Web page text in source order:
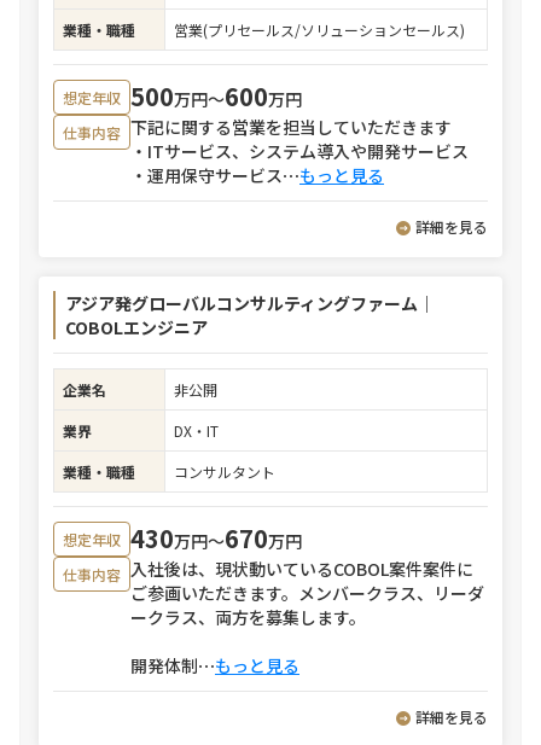
業種・職種
営業(プリセールス/ソリューションセールス)
想定年収 500万円〜600万円
仕事内容 下記に関する営業を担当していただきます
・ITサービス、システム導入や開発サービス
・運用保守サービス⋯もっと見る
詳細を見る
アジア発グローバルコンサルティングファーム｜
COBOLエンジニア
企業名
非公開
業界
DX・IT
業種・職種
コンサルタント
想定年収 430万円〜670万円
仕事内容 入社後は、現状動いているCOBOL案件案件に
ご参画いただきます。メンバークラス、リーダ
ークラス、両方を募集します。
開発体制⋯もっと見る
詳細を見る